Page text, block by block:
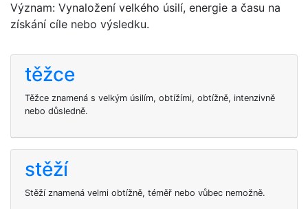
Význam: Vynaložení velkého úsilí, energie a času na
získání cíle nebo výsledku.
těžce
Těžce znamená s velkým úsilím, obtížími, obtížně, intenzivně
nebo důsledně.
stěží
Stěží znamená velmi obtížně, téměř nebo vůbec nemožně.